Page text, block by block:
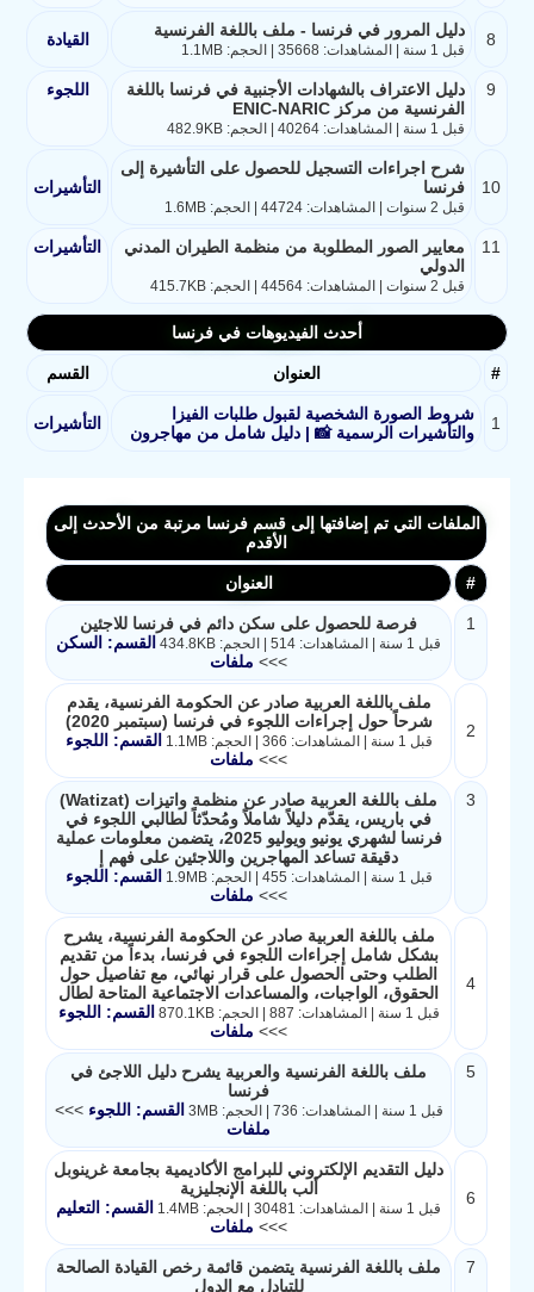
8 دليل المرور في فرنسا - ملف باللغة الفرنسية
قبل 1 سنة | المشاهدات: 35668 | الحجم: 1.1MB
القيادة
9
دليل الاعتراف بالشهادات الأجنبية في فرنسا باللغة
الفرنسية من مركز ENIC-NARIC
قبل 1 سنة | المشاهدات: 40264 | الحجم: 482.9KB
اللجوء
10
شرح اجراءات التسجيل للحصول على التأشيرة إلى
فرنسا
قبل 2 سنوات | المشاهدات: 44724 | الحجم: 1.6MB
التأشيرات
11
معايير الصور المطلوبة من منظمة الطيران المدني
الدولي
قبل 2 سنوات | المشاهدات: 44564 | الحجم: 415.7KB
التأشيرات
أحدث الفيديوهات في فرنسا
# العنوان القسم
1
شروط الصورة الشخصية لقبول طلبات الفيزا
والتأشيرات الرسمية 📸 | دليل شامل من مهاجرون
التأشيرات
الملفات التي تم إضافتها إلى قسم فرنسا مرتبة من الأحدث إلى
الأقدم
# العنوان
1 فرصة للحصول على سكن دائم في فرنسا للاجئين
قبل 1 سنة | المشاهدات: 514 | الحجم: 434.8KB
القسم: السكن
>>> ملفات
2
ملف باللغة العربية صادر عن الحكومة الفرنسية، يقدم
شرحاً حول إجراءات اللجوء في فرنسا (سبتمبر 2020)
قبل 1 سنة | المشاهدات: 366 | الحجم: 1.1MB
القسم: اللجوء
>>> ملفات
3
ملف باللغة العربية صادر عن منظمة واتيزات (Watizat)
في باريس، يقدّم دليلاً شاملاً ومُحدّثاً لطالبي اللجوء في
فرنسا لشهري يونيو ويوليو 2025، يتضمن معلومات عملية
دقيقة تساعد المهاجرين واللاجئين على فهم إ
قبل 1 سنة | المشاهدات: 455 | الحجم: 1.9MB
القسم: اللجوء
>>> ملفات
4
ملف باللغة العربية صادر عن الحكومة الفرنسية، يشرح
بشكل شامل إجراءات اللجوء في فرنسا، بدءاً من تقديم
الطلب وحتى الحصول على قرار نهائي، مع تفاصيل حول
الحقوق، الواجبات، والمساعدات الاجتماعية المتاحة لطال
قبل 1 سنة | المشاهدات: 887 | الحجم: 870.1KB
القسم: اللجوء
>>> ملفات
5
ملف باللغة الفرنسية والعربية يشرح دليل اللاجئ في
فرنسا
قبل 1 سنة | المشاهدات: 736 | الحجم: 3MB القسم: اللجوء>>>
ملفات
6
دليل التقديم الإلكتروني للبرامج الأكاديمية بجامعة غرينوبل
ألب باللغة الإنجليزية
قبل 1 سنة | المشاهدات: 30481 | الحجم: 1.4MB
القسم: التعليم
>>> ملفات
7
ملف باللغة الفرنسية يتضمن قائمة رخص القيادة الصالحة
للتبادل مع الدول